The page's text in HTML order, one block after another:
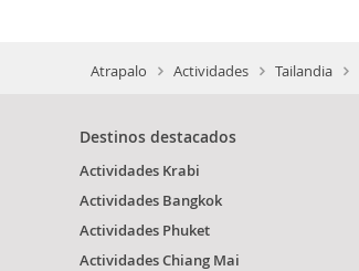
Atrapalo Actividades Tailandia
Destinos destacados
Actividades Krabi
Actividades Bangkok
Actividades Phuket
Actividades Chiang Mai